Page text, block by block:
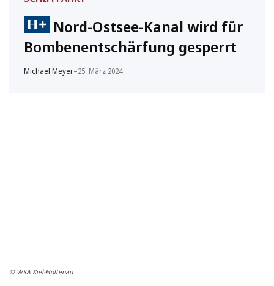
Nord-Ostsee-Kanal wird für
Bombenentschärfung gesperrt
Michael Meyer–25. März 2024
© WSA Kiel-Holtenau